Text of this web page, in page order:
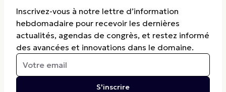
Inscrivez-vous à notre lettre d’information
hebdomadaire pour recevoir les dernières
actualités, agendas de congrès, et restez informé
des avancées et innovations dans le domaine.
S'inscrire